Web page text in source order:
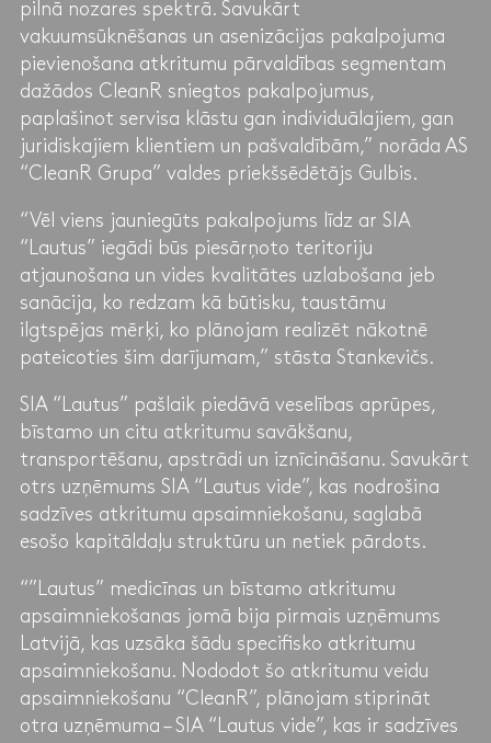
pilnā nozares spektrā. Savukārt
vakuumsūknēšanas un asenizācijas pakalpojuma
pievienošana atkritumu pārvaldības segmentam
dažādos CleanR sniegtos pakalpojumus,
paplašinot servisa klāstu gan individuālajiem, gan
juridiskajiem klientiem un pašvaldībām,” norāda AS
“CleanR Grupa” valdes priekšsēdētājs Gulbis.
“Vēl viens jauniegūts pakalpojums līdz ar SIA
“Lautus” iegādi būs piesārņoto teritoriju
atjaunošana un vides kvalitātes uzlabošana jeb
sanācija, ko redzam kā būtisku, taustāmu
ilgtspējas mērķi, ko plānojam realizēt nākotnē
pateicoties šim darījumam,” stāsta Stankevičs.
SIA “Lautus” pašlaik piedāvā veselības aprūpes,
bīstamo un citu atkritumu savākšanu,
transportēšanu, apstrādi un iznīcināšanu. Savukārt
otrs uzņēmums SIA “Lautus vide”, kas nodrošina
sadzīves atkritumu apsaimniekošanu, saglabā
esošo kapitāldaļu struktūru un netiek pārdots.
“”Lautus” medicīnas un bīstamo atkritumu
apsaimniekošanas jomā bija pirmais uzņēmums
Latvijā, kas uzsāka šādu specifisko atkritumu
apsaimniekošanu. Nododot šo atkritumu veidu
apsaimniekošanu “CleanR”, plānojam stiprināt
otra uzņēmuma – SIA “Lautus vide”, kas ir sadzīves